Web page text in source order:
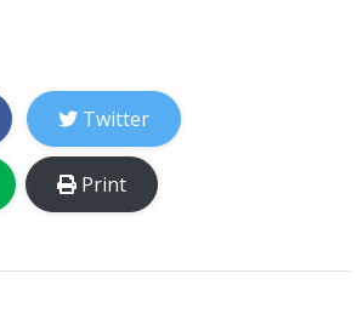
Twitter
Print